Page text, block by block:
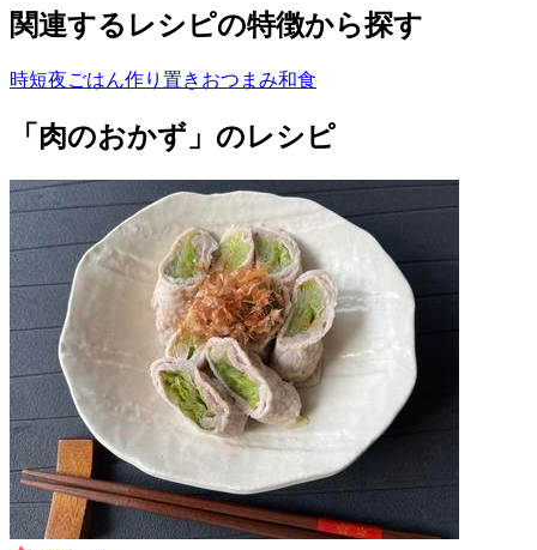
関連するレシピの特徴から探す
時短夜ごはん作り置き おつまみ和食
「肉のおかず」のレシピ